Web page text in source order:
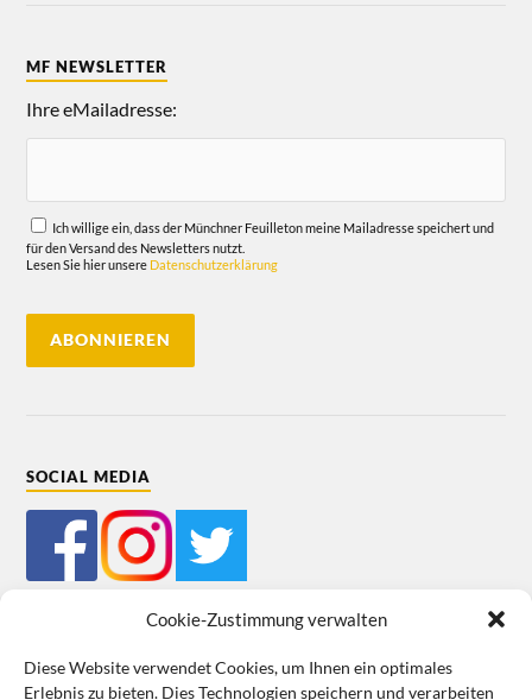
Cookie-Zustimmung verwalten
Diese Website verwendet Cookies, um Ihnen ein optimales
Erlebnis zu bieten. Dies Technologien speichern und verarbeiten
MF NEWSLETTER
Ihre eMailadresse:
Ich willige ein, dass der Münchner Feuilleton meine Mailadresse speichert und
für den Versand des Newsletters nutzt.
Lesen Sie hier unsere Datenschutzerklärung
SOCIAL MEDIA